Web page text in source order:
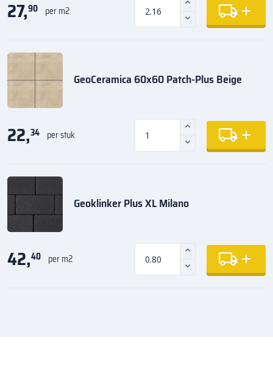
27,90 per m2
GeoCeramica 60x60 Patch-Plus Beige
22,34 per stuk
Geoklinker Plus XL Milano
42,40 per m2